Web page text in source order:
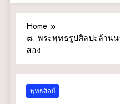
Home
๘. พระพุทธรูปศิลปะล้านน
สอง
พุทธศิลป์